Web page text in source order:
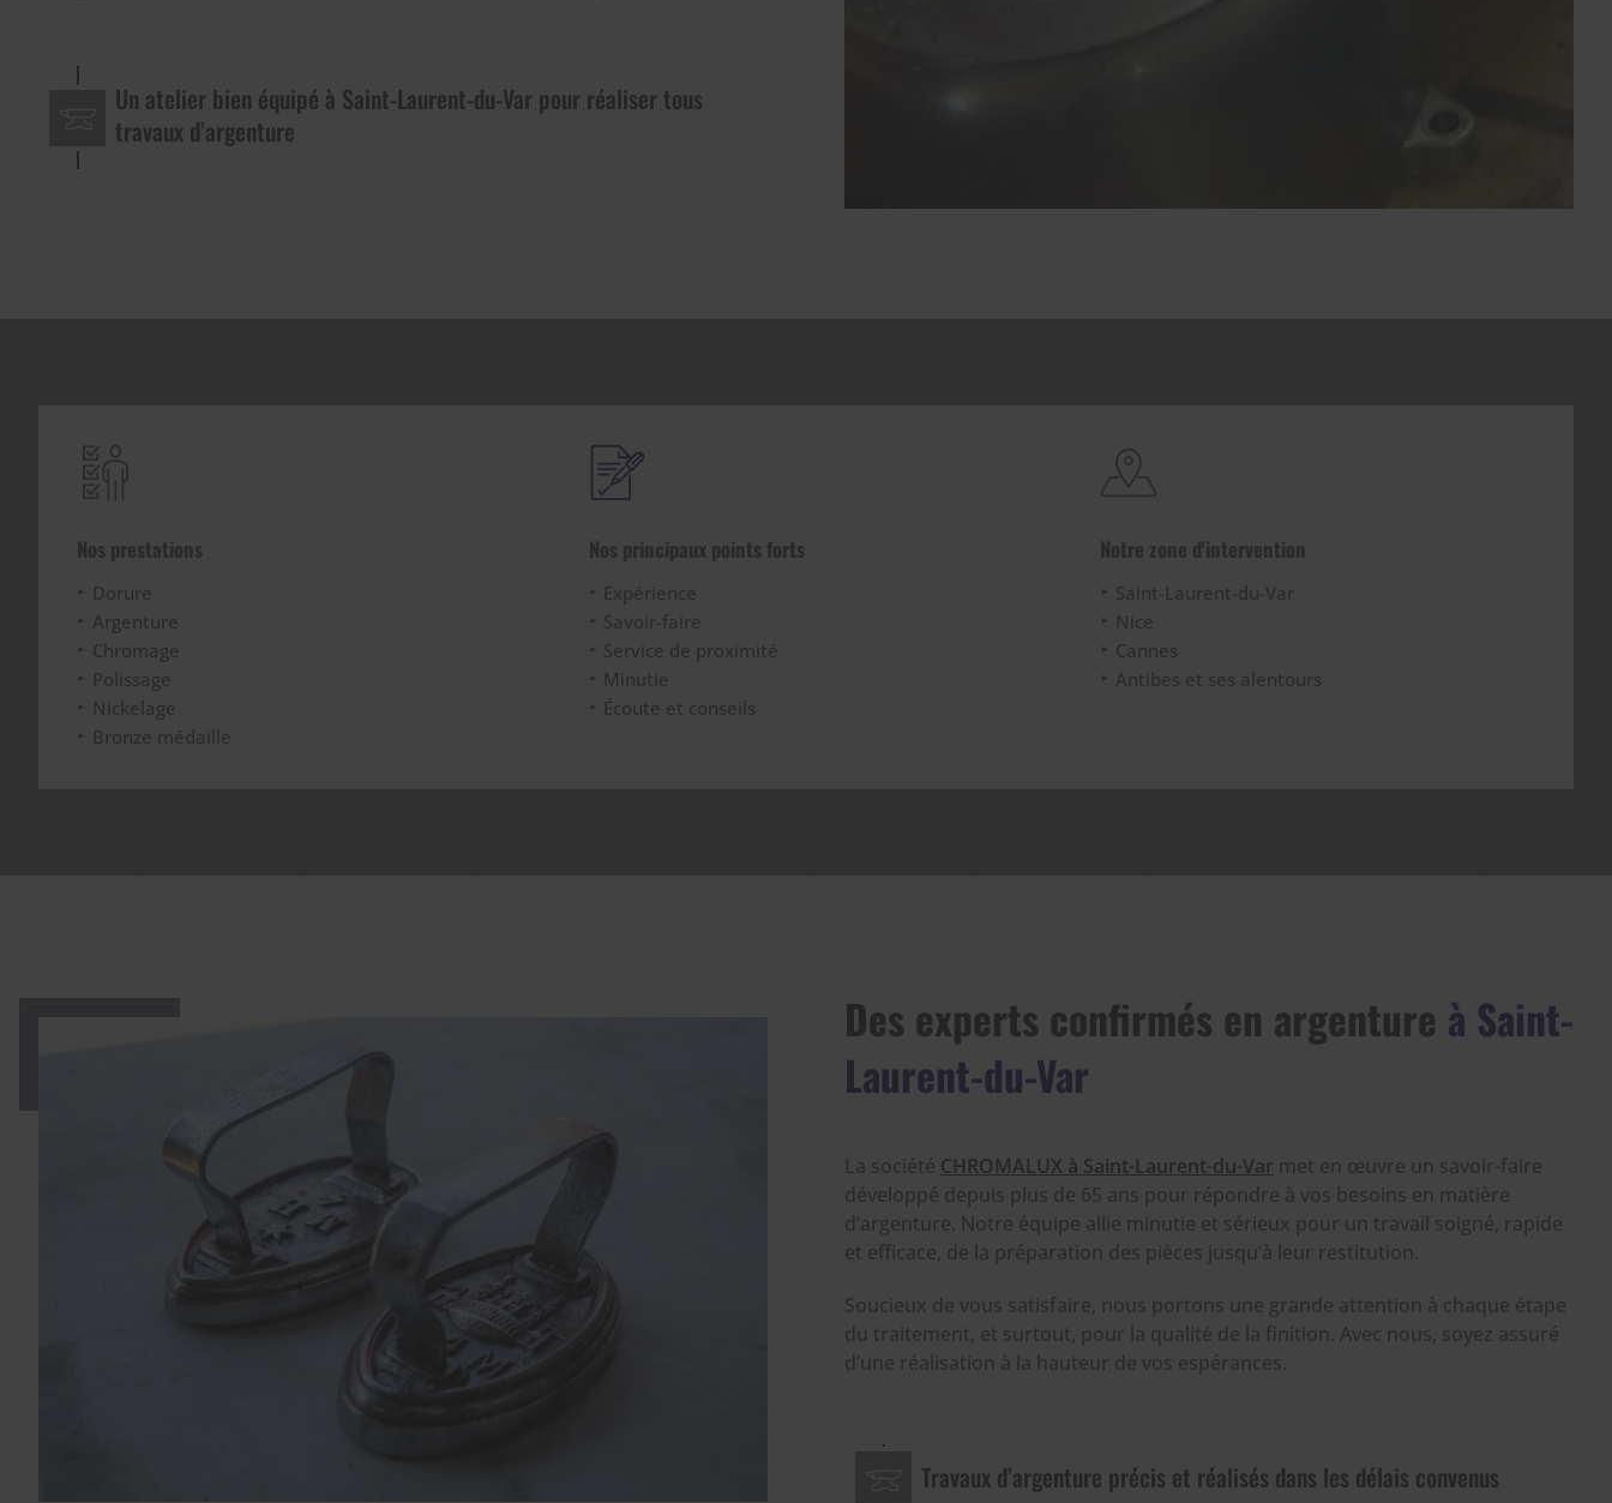
Un atelier bien équipé à Saint-Laurent-du-Var pour réaliser tous
travaux d’argenture
Nos prestations
Dorure
Argenture
Chromage
Polissage
Nickelage
Bronze médaille
Nos principaux points forts
Expérience
Savoir-faire
Service de proximité
Minutie
Écoute et conseils
Notre zone d'intervention
Saint-Laurent-du-Var
Nice
Cannes
Antibes et ses alentours
Des experts confirmés en argenture à Saint-
Laurent-du-Var
La société CHROMALUX à Saint-Laurent-du-Var met en œuvre un savoir-faire
développé depuis plus de 65 ans pour répondre à vos besoins en matière
d’argenture. Notre équipe allie minutie et sérieux pour un travail soigné, rapide
et efficace, de la préparation des pièces jusqu’à leur restitution.
Soucieux de vous satisfaire, nous portons une grande attention à chaque étape
du traitement, et surtout, pour la qualité de la finition. Avec nous, soyez assuré
d’une réalisation à la hauteur de vos espérances.
Travaux d’argenture précis et réalisés dans les délais convenus